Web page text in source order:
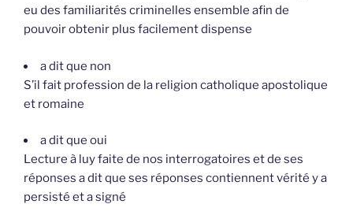
eu des familiarités criminelles ensemble afin de
pouvoir obtenir plus facilement dispense
a dit que non
S’il fait profession de la religion catholique apostolique
et romaine
a dit que oui
Lecture à luy faite de nos interrogatoires et de ses
réponses a dit que ses réponses contiennent vérité y a
persisté et a signé